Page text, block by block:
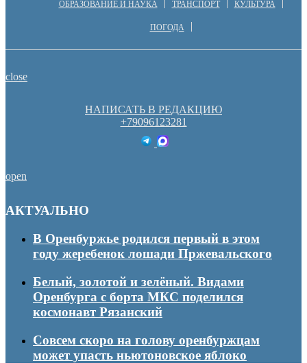
ОБРАЗОВАНИЕ И НАУКА ТРАНСПОРТ КУЛЬТУРА
ПОГОДА
close
НАПИСАТЬ В РЕДАКЦИЮ
+79096123281
open
АКТУАЛЬНО
В Оренбуржье родился первый в этом
году жеребенок лошади Пржевальского
Белый, золотой и зелёный. Видами
Оренбурга с борта МКС поделился
космонавт Рязанский
Совсем скоро на голову оренбуржцам
может упасть ньютоновское яблоко